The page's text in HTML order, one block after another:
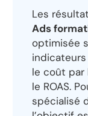
Les
Ads
optimisée
le coût par
le ROAS.
spécialisé